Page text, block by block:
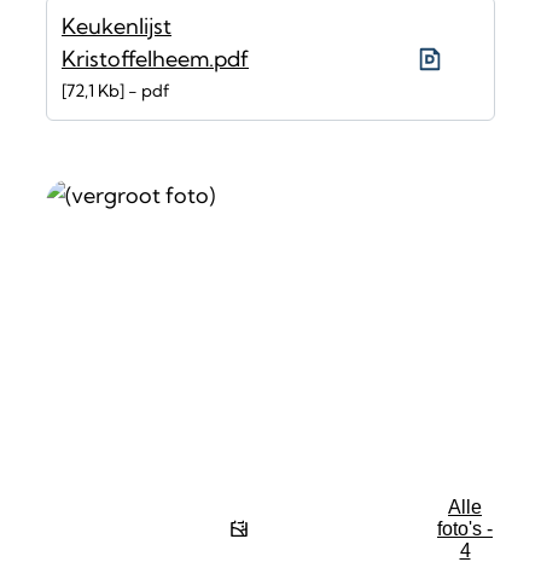
Keukenlijst
Kristoffelheem.pdf
72,1 Kb pdf
Alle
foto's -
4